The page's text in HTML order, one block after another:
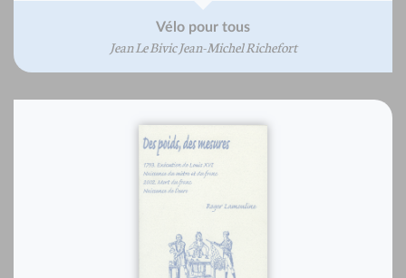
Vélo pour tous
Jean Le Bivic Jean-Michel Richefort